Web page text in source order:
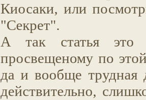
Киосаки, или
"Секрет".
А так статья это
просвещеному по
да и вообще трудная
действительно,